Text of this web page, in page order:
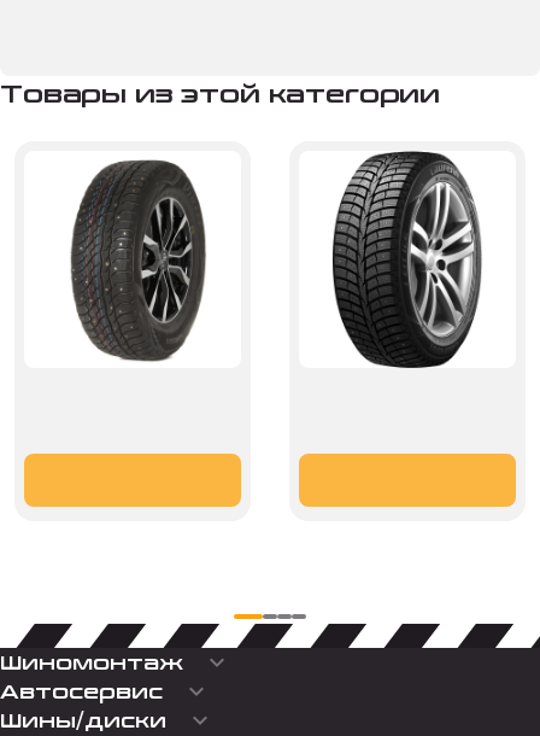
Товары из этой категории
Шиномонтаж keyboard_arrow_down
Автосервис keyboard_arrow_down
Шины/диски keyboard_arrow_down